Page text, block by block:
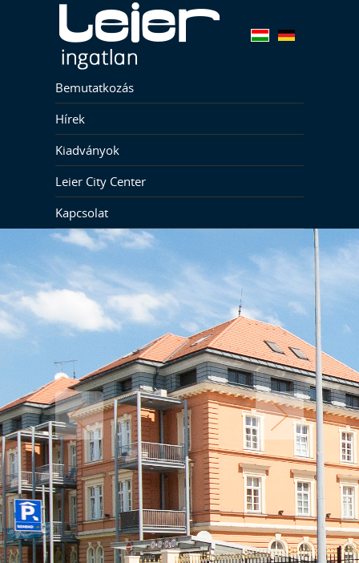
Bemutatkozás
Hírek
Kiadványok
Leier City Center
Kapcsolat